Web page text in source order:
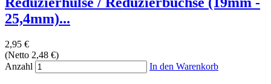
25,4mm)...
2,95 €
(Netto 2,48 €)
Anzahl
In den Warenkorb